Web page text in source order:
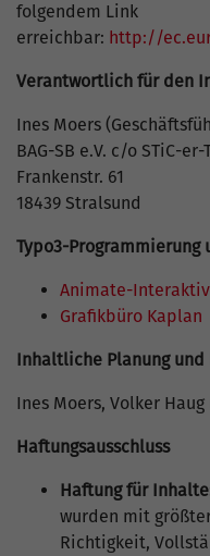
folgendem Link
erreichbar: http://
Verantwortlich für den
Ines Moers
BAG-SB e.V. c/o STiC-
Frankenstr. 61
18439 Stralsund
Typo3-Programmierung
Animate-
Grafikbüro Kaplan
Inhaltliche Planung und
Ines Moers, Volker
Haftungsausschluss
Haftung für Inhalte
wurden mit
Richtigkeit,